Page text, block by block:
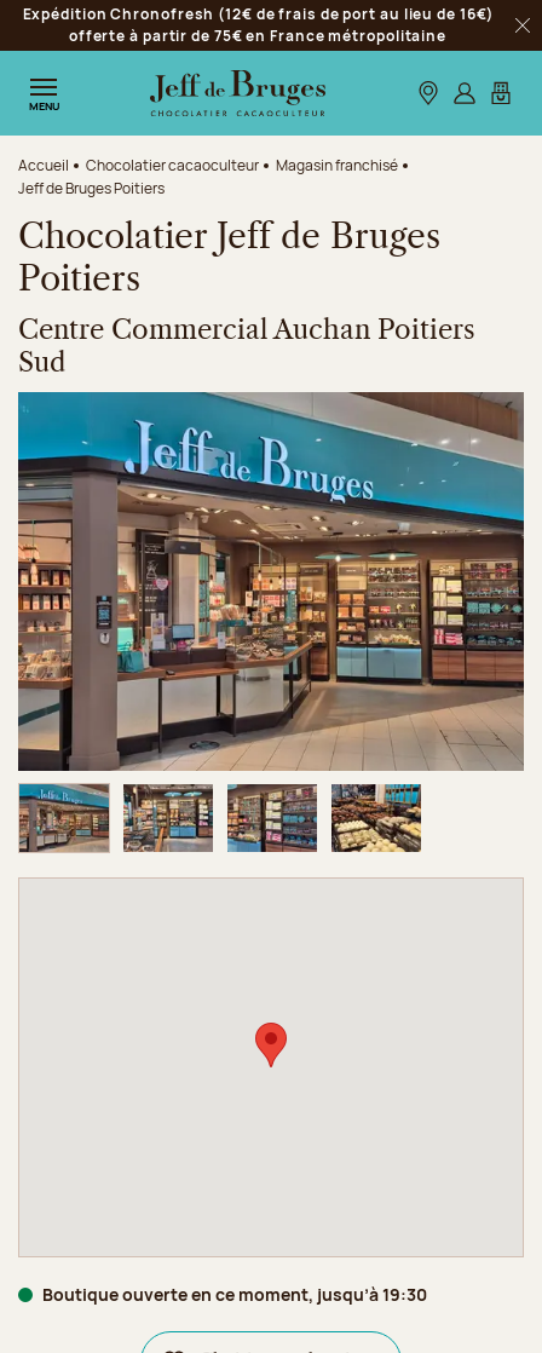
Aller à la navigation
Aller au contenu principal
Aller au pied de page
Expédition Chronofresh (12€ de frais de port au lieu de 16€)
offerte à partir de 75€ en France métropolitaine
MENU Nos boutiques
S’identifier
Mon
Accueil Chocolatier cacaoculteur
Magasin franchisé
Jeff de Bruges Poitiers
Chocolatier Jeff de Bruges
Poitiers
Centre Commercial Auchan Poitiers
Sud
Image 1 sur 4
Boutique ouverte en ce moment, jusqu’à 19:30